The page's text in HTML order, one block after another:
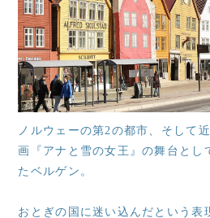
ノルウェーの第2の都市、そして
画『アナと雪の女王』の舞台とし
たベルゲン。
おとぎの国に迷い込んだという表